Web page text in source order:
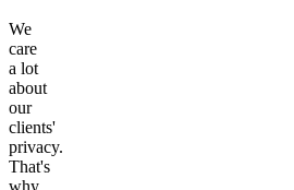
We
care
a lot
about
our
clients'
privacy.
That's
why